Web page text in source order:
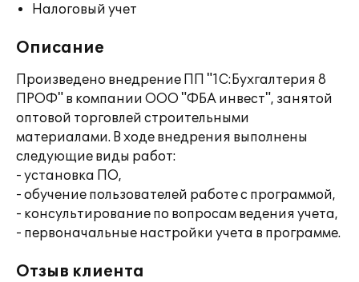
Налоговый учет
Описание
Произведено внедрение ПП "1С:Бухгалтерия 8
ПРОФ" в компании ООО "ФБА инвест", занятой
оптовой торговлей строительными
материалами. В ходе внедрения выполнены
следующие виды работ:
- установка ПО,
- обучение пользователей работе с программой,
- консультирование по вопросам ведения учета,
- первоначальные настройки учета в программе.
Отзыв клиента